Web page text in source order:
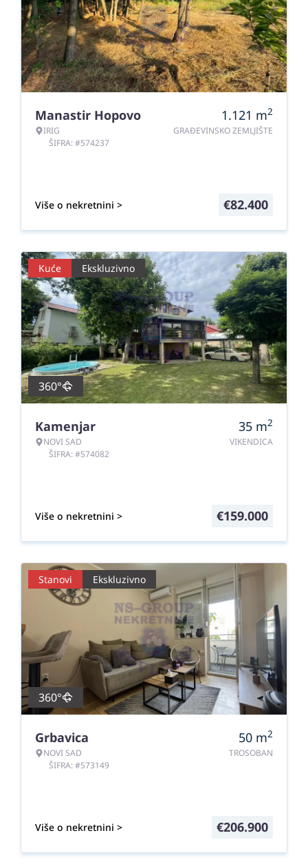
Manastir Hopovo
IRIG
ŠIFRA: #574237
1.121 m2
GRAĐEVINSKO ZEMLJIŠTE
Više o nekretnini > €82.400
Kuće Ekskluzivno
360°
Kamenjar
NOVI SAD
ŠIFRA: #574082
35 m2
VIKENDICA
Više o nekretnini > €159.000
Stanovi Ekskluzivno
360°
Grbavica
NOVI SAD
ŠIFRA: #573149
50 m2
TROSOBAN
Više o nekretnini > €206.900